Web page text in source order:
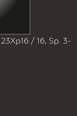
/ 16, Sp. 3-